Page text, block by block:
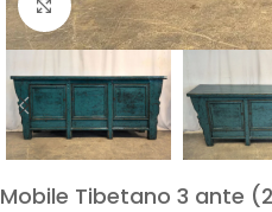
Click to enlarge
Mobile Tibetano 3 ante